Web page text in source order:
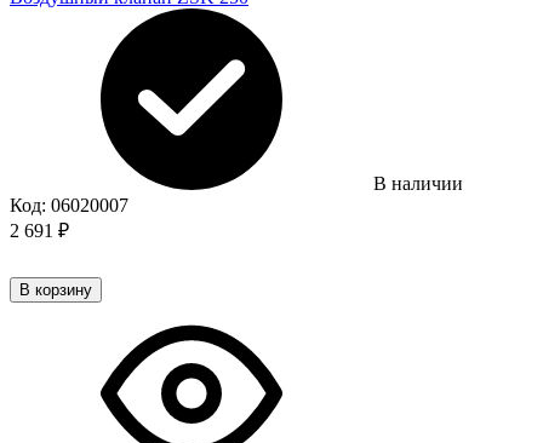
В наличии
Код: 06020007
2 691 ₽
В корзину